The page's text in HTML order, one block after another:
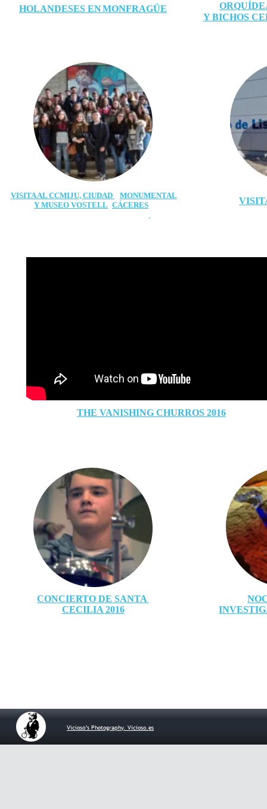
CONCIERTO DE SANTA
CECILIA 2016
THE VANISHING CHURROS 2016
Y BICHOS
HOLANDESES EN MONFRAGÜE
VISITA AL CCMIJU, CIUDAD
MONUMENTAL
CÁCERES
Y MUSEO VOSTELL
Vicioso’s Photography. Vicioso.es